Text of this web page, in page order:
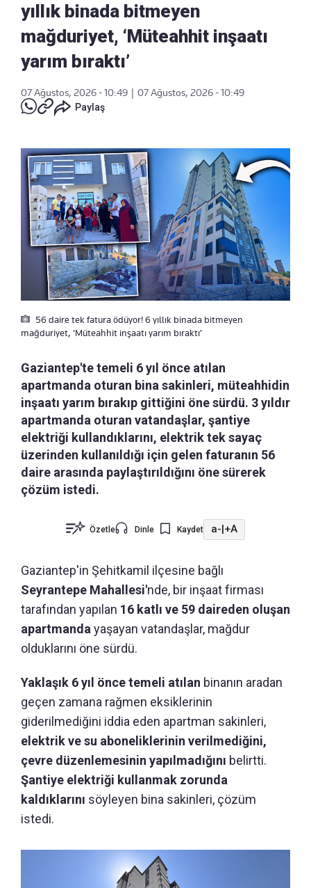
yıllık binada bitmeyen
mağduriyet, ‘Müteahhit inşaatı
yarım bıraktı’
07 Ağustos, 2026 - 10:49
07 Ağustos, 2026 - 10:49
Paylaş
56 daire tek fatura ödüyor! 6 yıllık binada bitmeyen
mağduriyet, ‘Müteahhit inşaatı yarım bıraktı’
Gaziantep'te temeli 6 yıl önce atılan
apartmanda oturan bina sakinleri, müteahhidin
inşaatı yarım bırakıp gittiğini öne sürdü. 3 yıldır
apartmanda oturan vatandaşlar, şantiye
elektriği kullandıklarını, elektrik tek sayaç
üzerinden kullanıldığı için gelen faturanın 56
daire arasında paylaştırıldığını öne sürerek
çözüm istedi.
Özetle Dinle Kaydet a-|+A
Gaziantep'in Şehitkamil ilçesine bağlı
Seyrantepe Mahallesi'nde, bir inşaat firması
tarafından yapılan 16 katlı ve 59 daireden oluşan
apartmanda yaşayan vatandaşlar, mağdur
olduklarını öne sürdü.
Yaklaşık 6 yıl önce temeli atılan binanın aradan
geçen zamana rağmen eksiklerinin
giderilmediğini iddia eden apartman sakinleri,
elektrik ve su aboneliklerinin verilmediğini,
çevre düzenlemesinin yapılmadığını belirtti.
Şantiye elektriği kullanmak zorunda
kaldıklarını söyleyen bina sakinleri, çözüm
istedi.